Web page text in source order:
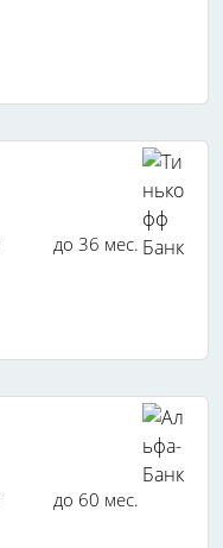
до 36 мес.
до 60 мес.